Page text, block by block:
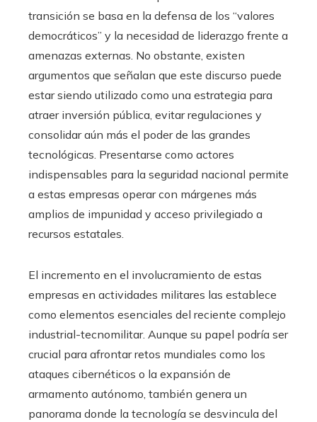
transición se basa en la defensa de los “valores
democráticos” y la necesidad de liderazgo frente a
amenazas externas. No obstante, existen
argumentos que señalan que este discurso puede
estar siendo utilizado como una estrategia para
atraer inversión pública, evitar regulaciones y
consolidar aún más el poder de las grandes
tecnológicas. Presentarse como actores
indispensables para la seguridad nacional permite
a estas empresas operar con márgenes más
amplios de impunidad y acceso privilegiado a
recursos estatales.
El incremento en el involucramiento de estas
empresas en actividades militares las establece
como elementos esenciales del reciente complejo
industrial-tecnomilitar. Aunque su papel podría ser
crucial para afrontar retos mundiales como los
ataques cibernéticos o la expansión de
armamento autónomo, también genera un
panorama donde la tecnología se desvincula del